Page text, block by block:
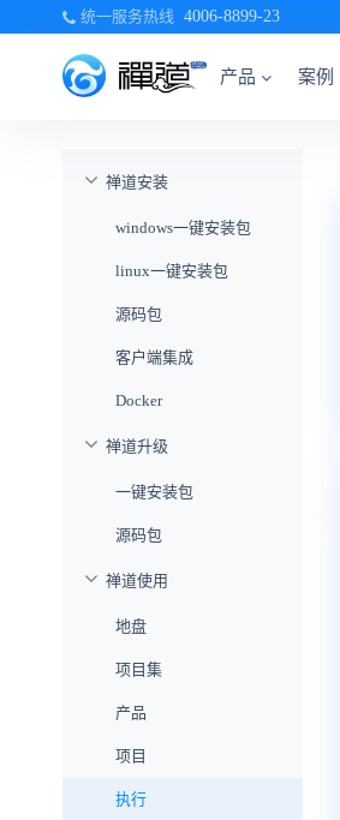
统一服务热线 4006-8899-23
产品 案例
禅道安装
windows一键安装包
linux一键安装包
源码包
客户端集成
Docker
禅道升级
一键安装包
源码包
禅道使用
地盘
项目集
产品
项目
执行